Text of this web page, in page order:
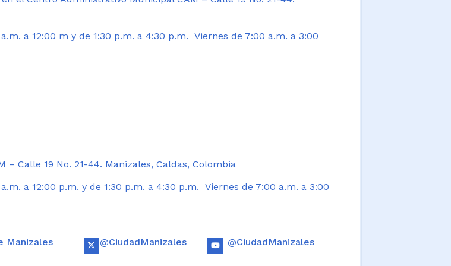
a 12:00 m y de 1:30 p.m. a 4:30 p.m. Viernes de 7:00 a.m. a 3:00
Calle 19 No. 21-44. Manizales, Caldas, Colombia
a 12:00 p.m. y de 1:30 p.m. a 4:30 p.m. Viernes de 7:00 a.m. a 3:00
Manizales @CiudadManizales @CiudadManizales